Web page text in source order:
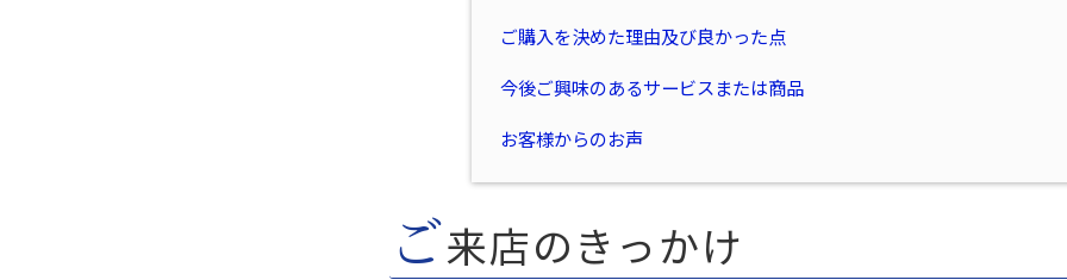
ご購入を決めた理由及び良かった点
今後ご興味のあるサービスまたは商品
お客様からのお声
ご来店のきっかけ